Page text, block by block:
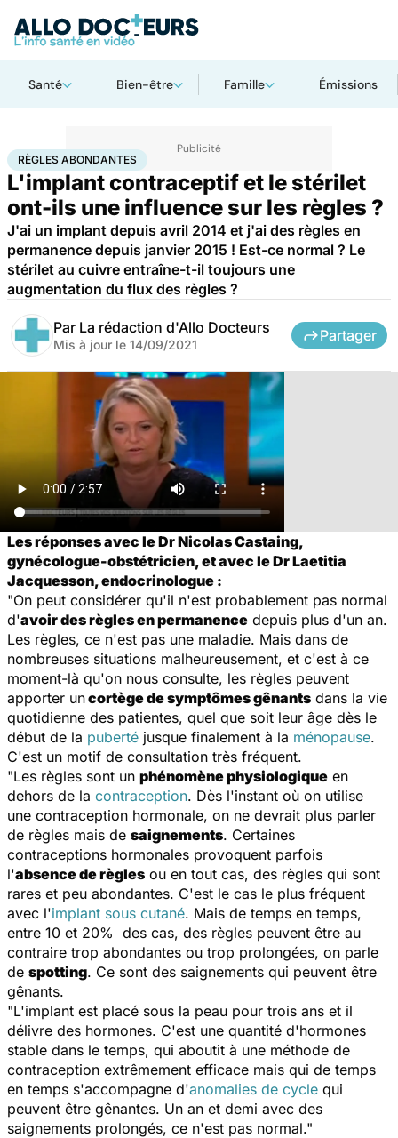
Santé Bien-être Famille Émissions
AccueilSantéRègles abondantes
RÈGLES ABONDANTES
L'implant contraceptif et le stérilet
ont-ils une influence sur les règles ?
J'ai un implant depuis avril 2014 et j'ai des règles en
permanence depuis janvier 2015 ! Est-ce normal ? Le
stérilet au cuivre entraîne-t-il toujours une
augmentation du flux des règles ?
Par La rédaction d'Allo Docteurs
Mis à jour le 14/09/2021
Partager
Les réponses avec le Dr Nicolas Castaing,
gynécologue-obstétricien, et avec le Dr Laetitia
Jacquesson, endocrinologue :
"On peut considérer qu'il n'est probablement pas normal
d'avoir des règles en permanence depuis plus d'un an.
Les règles, ce n'est pas une maladie. Mais dans de
nombreuses situations malheureusement, et c'est à ce
moment-là qu'on nous consulte, les règles peuvent
apporter uncortège de symptômes gênants dans la vie
quotidienne des patientes, quel que soit leur âge dès le
début de la puberté jusque finalement à la ménopause.
C'est un motif de consultation très fréquent.
"Les règles sont un phénomène physiologique en
dehors de la contraception. Dès l'instant où on utilise
une contraception hormonale, on ne devrait plus parler
de règles mais de saignements. Certaines
contraceptions hormonales provoquent parfois
l'absence de règles ou en tout cas, des règles qui sont
rares et peu abondantes. C'est le cas le plus fréquent
avec l'implant sous cutané. Mais de temps en temps,
entre 10 et 20% des cas, des règles peuvent être au
contraire trop abondantes ou trop prolongées, on parle
de spotting. Ce sont des saignements qui peuvent être
gênants.
"L'implant est placé sous la peau pour trois ans et il
délivre des hormones. C'est une quantité d'hormones
stable dans le temps, qui aboutit à une méthode de
contraception extrêmement efficace mais qui de temps
en temps s'accompagne d'anomalies de cycle qui
peuvent être gênantes. Un an et demi avec des
saignements prolongés, ce n'est pas normal."